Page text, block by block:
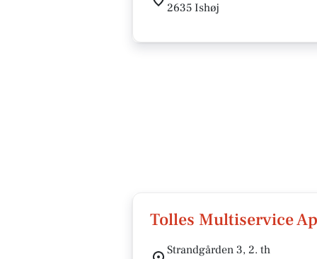
2635 Ishøj
Tolles Multiservice
Strandgården 3, 2. th